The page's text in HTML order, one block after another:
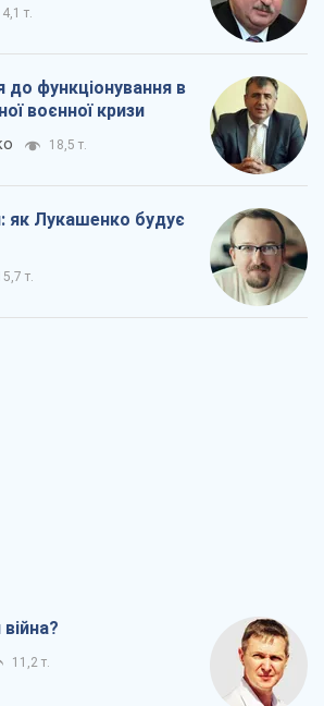
т.
до функціонування в
воєнної кризи
18,5 т.
як Лукашенко будує
т.
11,2 т.